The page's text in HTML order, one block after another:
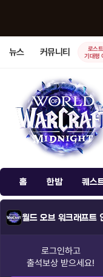
뉴스 커뮤니티
로스
기대평
홈 한밤 퀘스
월드 오브 워크래프트
로그인하고
출석보상 받으세요!